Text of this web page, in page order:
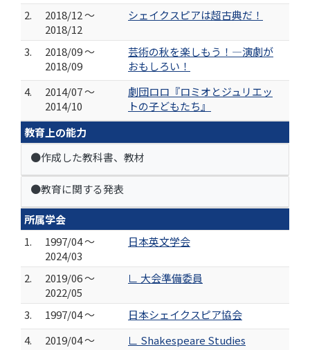
2.
2018/12 ～
2018/12
シェイクスピアは超古典だ！
3.
2018/09 ～
2018/09
芸術の秋を楽しもう！―演劇が
おもしろい！
4.
2014/07 ～
2014/10
劇団ロロ『ロミオとジュリエッ
トの子どもたち』
教育上の能力
●作成した教科書、教材
●教育に関する発表
所属学会
1.
1997/04 ～
2024/03
日本英文学会
2.
2019/06 ～
2022/05
∟ 大会準備委員
3. 1997/04 ～
日本シェイクスピア協会
4.
2019/04 ～
∟ Shakespeare Studies